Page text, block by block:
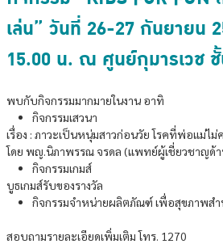
เล่น” วันที่ 26-27 กันยายน
15.00 น. ณ ศูนย์กุมารเวช
พบกับกิจกรรมมากมายในงาน อาทิ
กิจกรรมเสวนา
เรื่อง : ภาวะเป็นหนุ่มสาวก่อนวัย โรคที่พ่อแม่ไม่
โดย พญ.นิภาพรรณ จรดล (แพทย์ผู้เชี่ยวชาญด้
กิจกรรมเกมส์
บูธเกมส์รับของรางวัล
กิจกรรมจำหน่ายผลิตภัณฑ์ เพื่อสุขภาพสำ
สอบถามรายละเอียดเพิ่มเติม โทร. 1270